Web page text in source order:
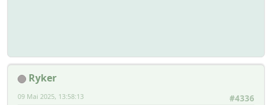
Ryker
#4336
09 Mai 2025, 13:58:13